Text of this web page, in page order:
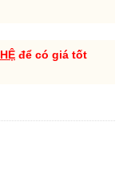
để có giá tốt